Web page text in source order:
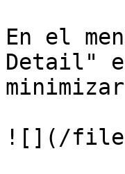
En el
Detail" e
![](/files/-